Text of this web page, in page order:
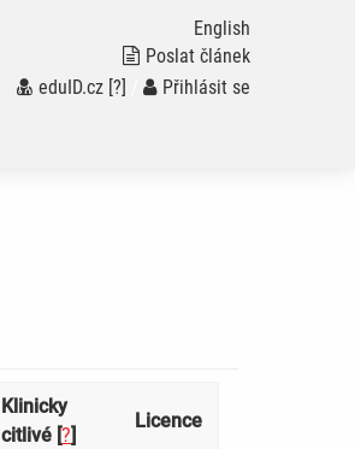
English
Poslat článek
eduID.cz [?] Přihlásit se
Klinicky
citlivé [?]
Licence